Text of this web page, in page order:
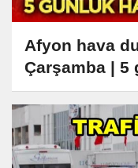
Afyon hava
Çarşamba | 5
Durumu